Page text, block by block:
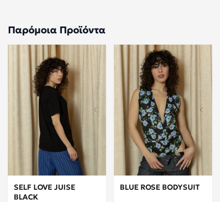
Παρόμοια Προϊόντα
SELF LOVE JUISE
BLACK
BLUE ROSE BODYSUIT